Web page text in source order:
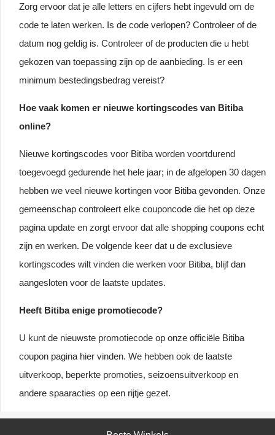
Zorg ervoor dat je alle letters en cijfers hebt ingevuld om de
code te laten werken. Is de code verlopen? Controleer of de
datum nog geldig is. Controleer of de producten die u hebt
gekozen van toepassing zijn op de aanbieding. Is er een
minimum bestedingsbedrag vereist?
Hoe vaak komen er nieuwe kortingscodes van Bitiba
online?
Nieuwe kortingscodes voor Bitiba worden voortdurend
toegevoegd gedurende het hele jaar; in de afgelopen 30 dagen
hebben we veel nieuwe kortingen voor Bitiba gevonden. Onze
gemeenschap controleert elke couponcode die het op deze
pagina update en zorgt ervoor dat alle shopping coupons echt
zijn en werken. De volgende keer dat u de exclusieve
kortingscodes wilt vinden die werken voor Bitiba, blijf dan
aangesloten voor de laatste updates.
Heeft Bitiba enige promotiecode?
U kunt de nieuwste promotiecode op onze officiële Bitiba
coupon pagina hier vinden. We hebben ook de laatste
uitverkoop, beperkte promoties, seizoensuitverkoop en
andere spaaracties op een rijtje gezet.